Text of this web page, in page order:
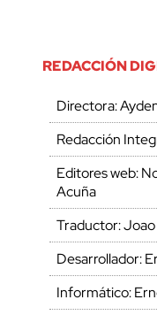
REDACCIÓN
Directora:
Redacción
Editores web:
Acuña
Traductor: Joao
Desarrollador:
Informático: